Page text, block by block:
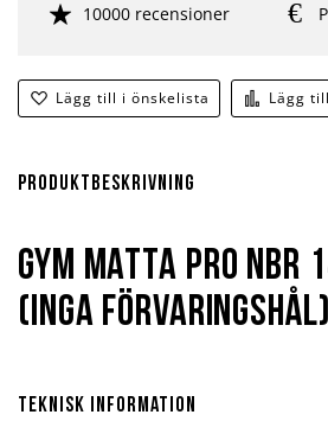
Lägg till i önskelista Lägg
10000 recensioner
Produktbeskrivning
Gym matta Pro NBR
(inga
Teknisk information